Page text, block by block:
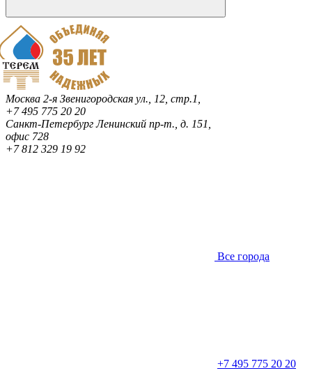
Москва 2-я Звенигородская ул., 12, стр.1,
+7 495 775 20 20
Санкт-ПетербургЛенинский пр-т., д. 151,
офис 728
+7 812 329 19 92
Все города
+7 495 775 20 20